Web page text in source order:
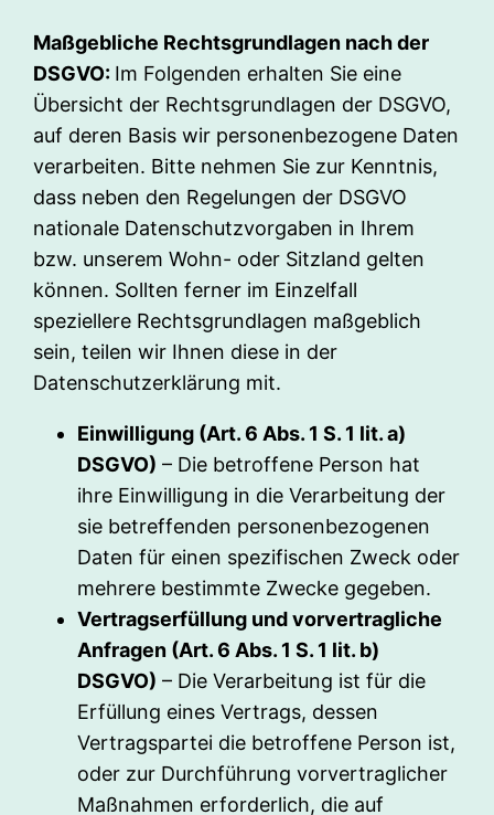
Maßgebliche Rechtsgrundlagen nach der
DSGVO: Im Folgenden erhalten Sie eine
Übersicht der Rechtsgrundlagen der DSGVO,
auf deren Basis wir personenbezogene Daten
verarbeiten. Bitte nehmen Sie zur Kenntnis,
dass neben den Regelungen der DSGVO
nationale Datenschutzvorgaben in Ihrem
bzw. unserem Wohn- oder Sitzland gelten
können. Sollten ferner im Einzelfall
speziellere Rechtsgrundlagen maßgeblich
sein, teilen wir Ihnen diese in der
Datenschutzerklärung mit.
Einwilligung (Art. 6 Abs. 1 S. 1 lit. a)
DSGVO) – Die betroffene Person hat
ihre Einwilligung in die Verarbeitung der
sie betreffenden personenbezogenen
Daten für einen spezifischen Zweck oder
mehrere bestimmte Zwecke gegeben.
Vertragserfüllung und vorvertragliche
Anfragen (Art. 6 Abs. 1 S. 1 lit. b)
DSGVO) – Die Verarbeitung ist für die
Erfüllung eines Vertrags, dessen
Vertragspartei die betroffene Person ist,
oder zur Durchführung vorvertraglicher
Maßnahmen erforderlich, die auf